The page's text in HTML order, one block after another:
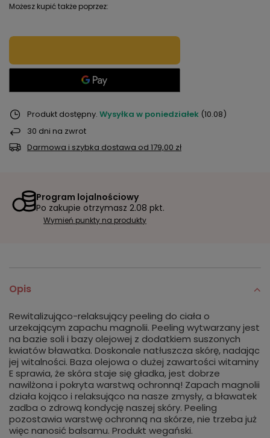
Możesz kupić także poprzez:
Produkt dostępny Wysyłka w poniedziałek (10.08)
30 dni na zwrot
Darmowa i szybka dostawa od 179,00 zł
Program lojalnościowy
Po zakupie otrzymasz 2.08 pkt.
Wymień punkty na produkty
Opis
Rewitalizująco-relaksujący peeling do ciała o
urzekającym zapachu magnolii. Peeling wytwarzany jest
na bazie soli i bazy olejowej z dodatkiem suszonych
kwiatów bławatka. Doskonale natłuszcza skórę, nadając
jej witalności. Baza olejowa o dużej zawartości witaminy
E sprawia, że skóra staje się gładka, jest dobrze
nawilżona i pokryta warstwą ochronną! Zapach magnolii
działa kojąco i relaksująco na nasze zmysły, a bławatek
zadba o zdrową kondycję naszej skóry. Peeling
pozostawia warstwę ochronną na skórze, nie trzeba już
więc nanosić balsamu. Produkt wegański.